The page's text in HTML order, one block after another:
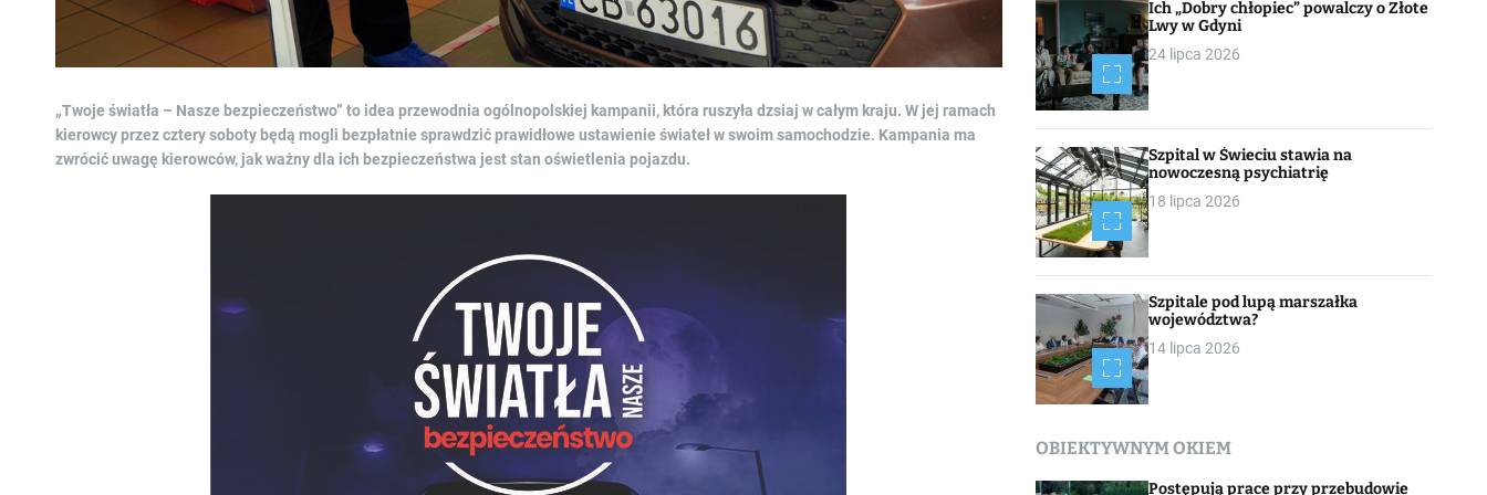
„Twoje światła – Nasze bezpieczeństwo” to idea przewodnia ogólnopolskiej kampanii, która ruszyła dzsiaj w całym kraju. W jej ramach
kierowcy przez cztery soboty będą mogli bezpłatnie sprawdzić prawidłowe ustawienie świateł w swoim samochodzie. Kampania ma
zwrócić uwagę kierowców, jak ważny dla ich bezpieczeństwa jest stan oświetlenia pojazdu.
Ich „Dobry chłopiec” powalczy o Złote
Lwy w Gdyni
24 lipca 2026
Szpital w Świeciu stawia na
nowoczesną psychiatrię
18 lipca 2026
Szpitale pod lupą marszałka
województwa?
14 lipca 2026
OBIEKTYWNYM OKIEM
Postępują prace przy przebudowie